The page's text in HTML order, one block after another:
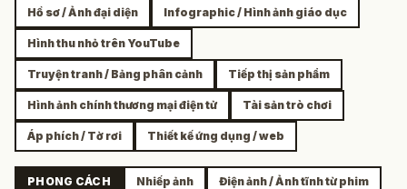
Hồ sơ / Ảnh đại diện Infographic / Hình ảnh giáo dục
Hình thu nhỏ trên YouTube
Truyện tranh / Bảng phân cảnh Tiếp thị sản phẩm
Hình ảnh chính thương mại điện tử Tài sản trò chơi
Áp phích / Tờ rơi Thiết kế ứng dụng / web
PHONG CÁCH Nhiếp ảnh Điện ảnh / Ảnh tĩnh từ phim